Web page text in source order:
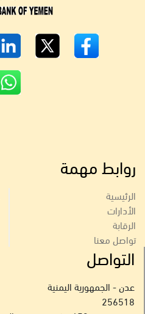
روابط مهمة
الرئيسية
الأدارات
الرقابة
تواصل معنا
التواصل
عدن - الجمهورية اليمنية
256518